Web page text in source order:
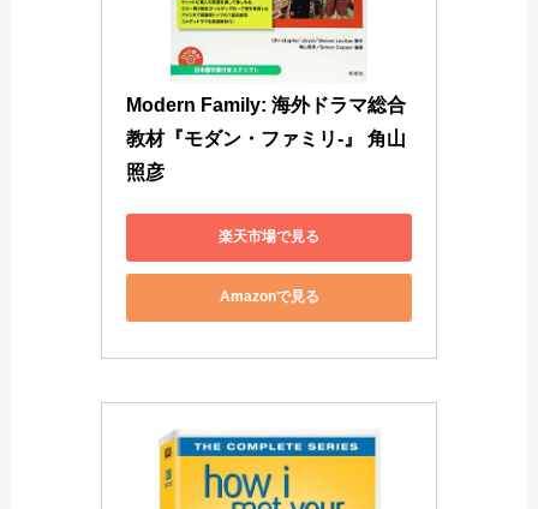
Modern Family: 海外ドラマ総合
教材『モダン・ファミリ-』 角山
照彦
楽天市場で見る
Amazonで見る